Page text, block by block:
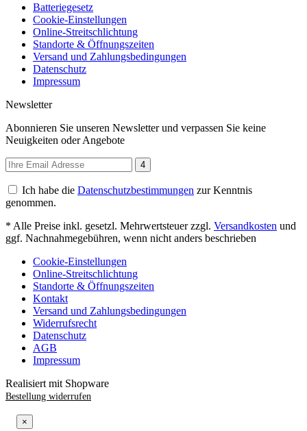
Batteriegesetz
Cookie-Einstellungen
Online-Streitschlichtung
Standorte & Öffnungszeiten
Versand und Zahlungsbedingungen
Datenschutz
Impressum
Newsletter
Abonnieren Sie unseren Newsletter und verpassen Sie keine
Neuigkeiten oder Angebote
4
Ich habe die Datenschutzbestimmungen zur Kenntnis
genommen.
* Alle Preise inkl. gesetzl. Mehrwertsteuer zzgl. Versandkosten und
ggf. Nachnahmegebühren, wenn nicht anders beschrieben
Cookie-Einstellungen
Online-Streitschlichtung
Standorte & Öffnungszeiten
Kontakt
Versand und Zahlungsbedingungen
Widerrufsrecht
Datenschutz
AGB
Impressum
Realisiert mit Shopware
Bestellung widerrufen
×